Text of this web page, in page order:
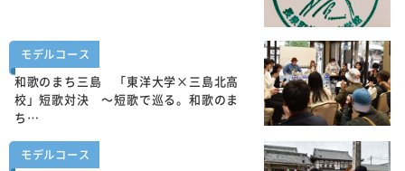
モデルコース
和歌のまち三島 「東洋大学×三島北高
校」短歌対決 ～短歌で巡る。和歌のま
ち…
モデルコース